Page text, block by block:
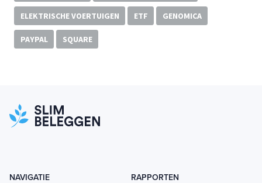
ELEKTRISCHE VOERTUIGEN ETF GENOMICA
PAYPAL SQUARE
NAVIGATIE RAPPORTEN